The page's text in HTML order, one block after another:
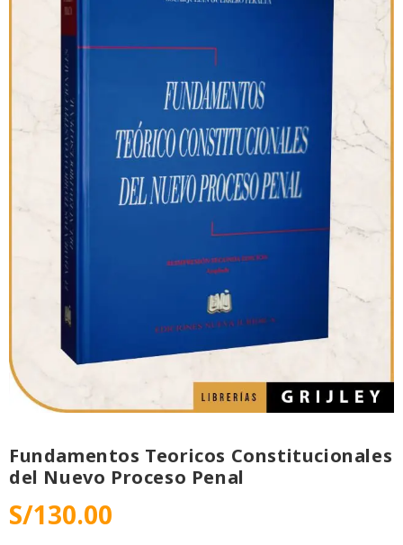
Fundamentos Teoricos Constitucionales
del Nuevo Proceso Penal
S/130.00